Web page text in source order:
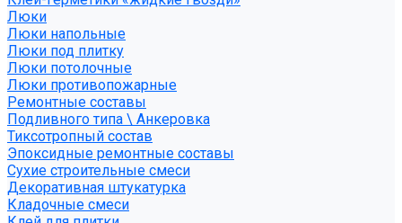
Люки
Люки напольные
Люки под плитку
Люки потолочные
Люки противопожарные
Ремонтные составы
Подливного типа \ Анкеровка
Тиксотропный состав
Эпоксидные ремонтные составы
Сухие строительные смеси
Декоративная штукатурка
Кладочные смеси